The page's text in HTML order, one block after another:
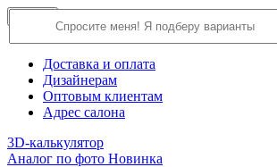
О компании
Доставка и оплата
Дизайнерам
Оптовым клиентам
Адрес салона
3D-калькулятор
Аналог по фото Новинка